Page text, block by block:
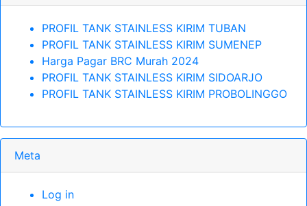
PROFIL TANK STAINLESS KIRIM TUBAN
PROFIL TANK STAINLESS KIRIM SUMENEP
Harga Pagar BRC Murah 2024
PROFIL TANK STAINLESS KIRIM SIDOARJO
PROFIL TANK STAINLESS KIRIM PROBOLINGGO
Meta
Log in